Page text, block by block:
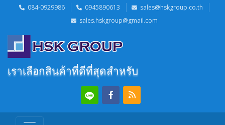
084-0929986 0945890613
sales@hskgroup.co.th
sales.hskgroup@gmail.com
เราเลือกสินค้าที่ดีที่สุดสำหรับลูกค้า